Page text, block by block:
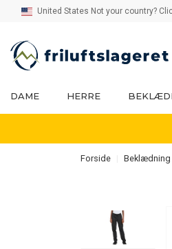
United States Not your country?
DAME HERRE
Forside Beklædning